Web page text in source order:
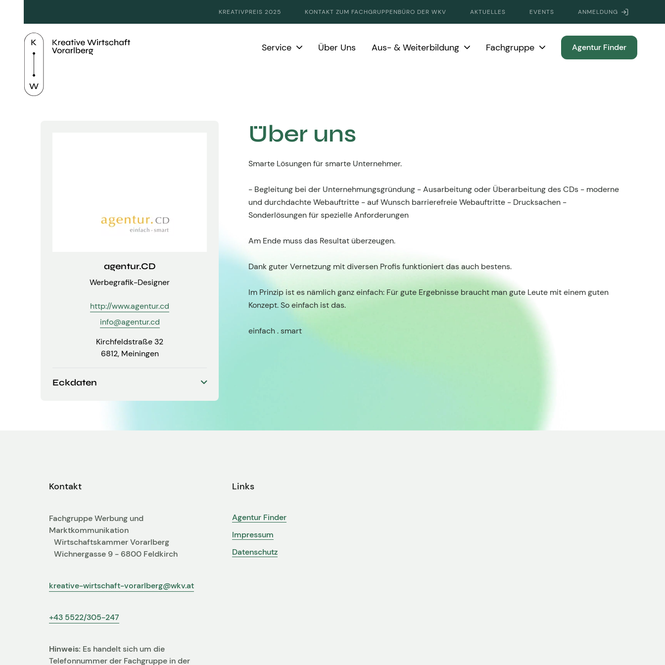
ANMELDUNG
KREATIVPREIS 2025 KONTAKT ZUM FACHGRUPPENBÜRO DER WKV AKTUELLES EVENTS
Service Über Uns Aus- & Weiterbildung Fachgruppe Agentur Finder
agentur.CD
Werbegrafik-Designer
http://www.agentur.cd
info@agentur.cd
Kirchfeldstraße 32
6812, Meiningen
Eckdaten
Über uns
Smarte Lösungen für smarte Unternehmer.
- Begleitung bei der Unternehmungsgründung - Ausarbeitung oder Überarbeitung des CDs - moderne
und durchdachte Webauftritte - auf Wunsch barrierefreie Webauftritte - Drucksachen -
Sonderlösungen für spezielle Anforderungen
Am Ende muss das Resultat überzeugen.
Dank guter Vernetzung mit diversen Profis funktioniert das auch bestens.
Im Prinzip ist es nämlich ganz einfach: Für gute Ergebnisse braucht man gute Leute mit einem guten
Konzept. So einfach ist das.
einfach . smart
Kontakt
Fachgruppe Werbung und
Marktkommunikation
Wirtschaftskammer Vorarlberg
Wichnergasse 9 - 6800 Feldkirch
kreative-wirtschaft-vorarlberg@wkv.at
+43 5522/305-247
Hinweis: Es handelt sich um die
Telefonnummer der Fachgruppe in der
Links
Agentur Finder
Impressum
Datenschutz